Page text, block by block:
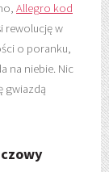
Allegro kod
rewolucję w
o poranku,
na niebie. Nic
gwiazdą